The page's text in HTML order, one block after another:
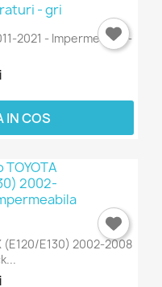
2021 - Impermeabila -
IN COS
(E120/E130) 2002-2008